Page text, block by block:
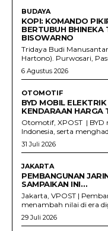
BUDAYA
KOPI: KOMANDO
BERTUBUH BHINEKA
BISOWARNO
Tridaya Budi
Hartono). Purwosari,
6 Agustus 2026
OTOMOTIF
BYD MOBIL
KENDARAAN HARGA
Otomotif, XPOST | BYD
Indonesia, serta
31 Juli 2026
JAKARTA
PEMBANGUNAN
SAMPAIKAN INI…
Jakarta, VPOST |
menambah nilai di era
29 Juli 2026